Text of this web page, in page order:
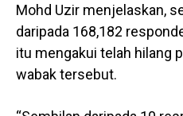
Mohd Uzir menjelaskan,
daripada 168,182
itu mengakui telah hilang
wabak tersebut.